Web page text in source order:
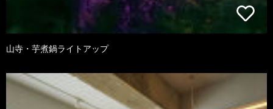
山寺・芋煮鍋ライトアップ